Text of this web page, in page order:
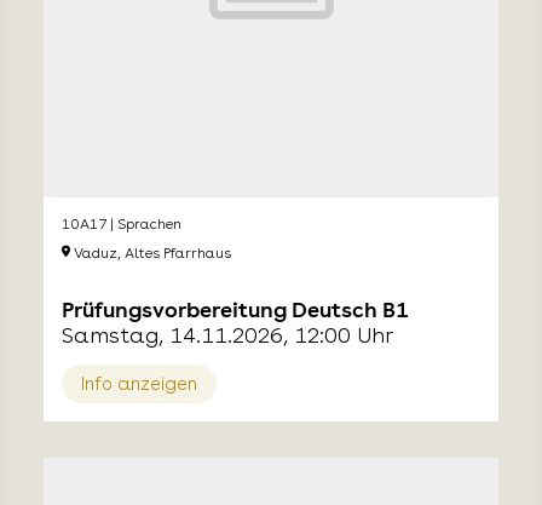
10A17 | Sprachen
Vaduz, Altes Pfarrhaus
Prüfungsvorbereitung Deutsch B1
Samstag, 14.11.2026, 12:00 Uhr
Info anzeigen